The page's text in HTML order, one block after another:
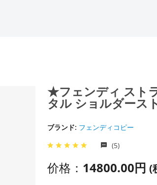
★フェンディ スト
タル ショルダース
ブランド: フェンディコピー
(5)
价格： 14800.00円 (